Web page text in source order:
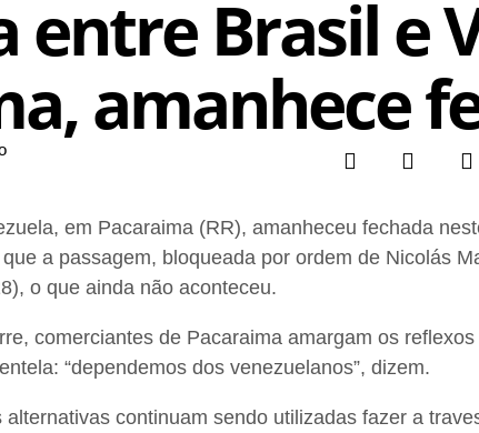
entre Brasil e
amanhece
em Pacaraima (RR), amanheceu fechada
a passagem, bloqueada por ordem de Nicolás
o que ainda não aconteceu.
comerciantes de Pacaraima amargam os
“dependemos dos venezuelanos”, dizem.
continuam sendo utilizadas fazer a